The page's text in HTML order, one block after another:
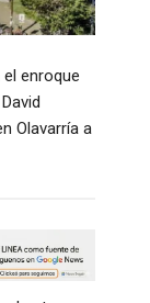
enroque
Olavarría a